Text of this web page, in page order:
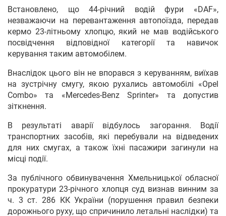
Встановлено, що 44-річний водій фури «DAF»,
незважаючи на перевантаження автопоїзда, передав
кермо 23-літньому хлопцю, який не мав водійського
посвідчення відповідної категорії та навичок
керування таким автомобілем.
Внаслідок цього він не впорався з керуванням, виїхав
на зустрічну смугу, якою рухались автомобілі «Opel
Combo» та «Mercedes-Benz Sprinter» та допустив
зіткнення.
В результаті аварії відбулось загорання. Водії
транспортних засобів, які перебували на відведених
для них смугах, а також їхні пасажири загинули на
місці події.
За публічного обвинувачення Хмельницької обласної
прокуратури 23-річного хлопця суд визнав винним за
ч. 3 ст. 286 КК України (порушення правил безпеки
дорожнього руху, що спричинило летальні наслідки) та